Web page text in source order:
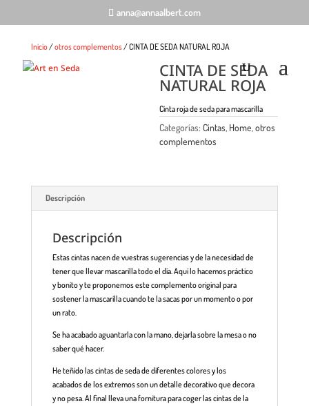
anna@annaalbert.com
Inicio/otros complementos/ CINTA DE SEDA NATURAL ROJA
CINTA DE SEDA
NATURAL ROJA
Cinta roja de seda para mascarilla
Categorías: Cintas, Home,otros
complementos
Descripción
Descripción
Estas cintas nacen de vuestras sugerencias y de la necesidad de
tener que llevar mascarilla todo el día. Aquí lo hacemos práctico
y bonito y te proponemos este complemento original para
sostener la mascarilla cuando te la sacas por un momento o por
un rato.
Se ha acabado aguantarla con la mano, dejarla sobre la mesa o no
saber qué hacer.
He teñido las cintas de seda de diferentes colores y los
acabados de los extremos son un detalle decorativo que decora
y no pesa. Al final lleva una fornitura para coger las cintas de la